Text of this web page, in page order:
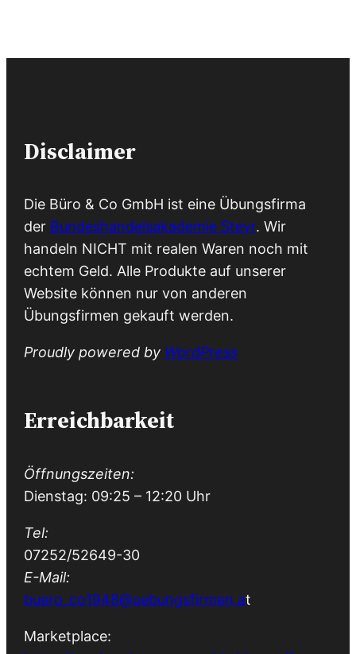
Disclaimer
Die Büro & Co GmbH ist eine Übungsfirma
der Bundeshandelsakademie Steyr. Wir
handeln NICHT mit realen Waren noch mit
echtem Geld. Alle Produkte auf unserer
Website können nur von anderen
Übungsfirmen gekauft werden.
Proudly powered by WordPress
Erreichbarkeit
Öffnungszeiten:
Dienstag: 09:25 – 12:20 Uhr
Tel:
07252/52649-30
E-Mail:
buero_co1948@uebungsfirmen.at
Marketplace: